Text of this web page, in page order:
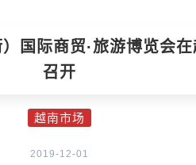
国际商贸·旅游博览会
召开
越南市场
2019-12-01